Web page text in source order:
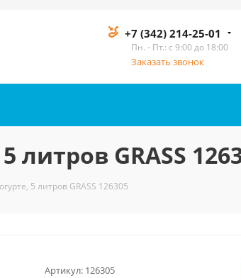
+7 (342) 214-25-01
Пн. - Пт.: с 9:00 до 18:00
Заказать звонок
GRASS
5 литров GRASS 126305
Артикул: 126305